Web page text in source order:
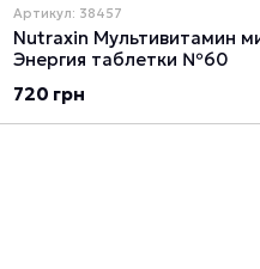
Артикул: 38457
Nutraxin Мультивитамин
Энергия таблетки №60
720 грн